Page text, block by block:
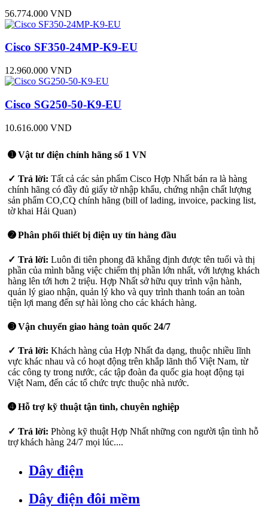
56.774.000 VND
Cisco SF350-24MP-K9-EU
12.960.000 VND
Cisco SG250-50-K9-EU
10.616.000 VND
➊ Vật tư điện chính hãng số 1 VN
✓ Trả lời: Tất cả các sản phẩm Cisco Hợp Nhất bán ra là hàng
chính hãng có đầy đủ giấy tờ nhập khẩu, chứng nhận chất lượng
sản phẩm CO,CQ chính hãng (bill of lading, invoice, packing list,
tờ khai Hải Quan)
➋ Phân phối thiết bị điện uy tín hàng đầu
✓ Trả lời: Luôn đi tiên phong đã khẳng định được tên tuổi và thị
phần của mình bằng việc chiếm thị phần lớn nhất, với lượng khách
hàng lên tới hơn 2 triệu. Hợp Nhất sở hữu quy trình vận hành,
quản lý giao nhận, quản lý kho và quy trình thanh toán an toàn
tiện lợi mang đến sự hài lòng cho các khách hàng.
➌ Vận chuyển giao hàng toàn quốc 24/7
✓ Trả lời: Khách hàng của Hợp Nhất đa dạng, thuộc nhiều lĩnh
vực khác nhau và có hoạt động trên khắp lãnh thổ Việt Nam, từ
các công ty trong nước, các tập đoàn đa quốc gia hoạt động tại
Việt Nam, đến các tổ chức trực thuộc nhà nước.
➍ Hỗ trợ kỹ thuật tận tình, chuyên nghiệp
✓ Trả lời: Phòng kỹ thuật Hợp Nhất những con người tận tình hỗ
trợ khách hàng 24/7 mọi lúc....
Dây điện
Dây điện đôi mềm